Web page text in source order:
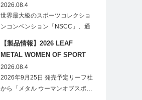
ーズのオフィシャルオークショ
ンスポンサーに！
2026.08.4
世界最大級のスポーツコレクショ
ンコンベンション「NSCC」、通
【製品情報】2026 LEAF
METAL WOMEN OF SPORT
HOBBY
2026.08.4
2026年9月25日 発売予定リーフ社
から「メタル ウーマンオブスポ…